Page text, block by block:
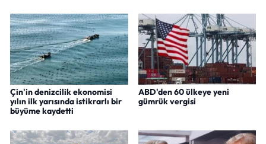
Çin'in denizcilik ekonomisi
yılın ilk yarısında istikrarlı bir
büyüme kaydetti
ABD'den 60 ülkeye yeni
gümrük vergisi